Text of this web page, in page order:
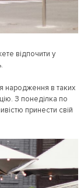
відпочити у
народження в таких
З понеділка по
принести свій